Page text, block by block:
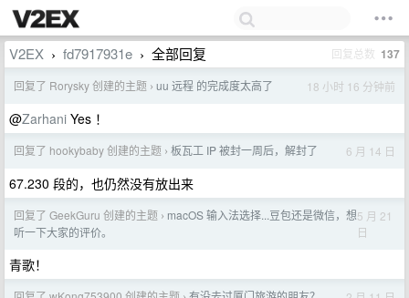
V2EX › fd7917931e › 全部回复 回复总数 137
回复了 Rorysky 创建的主题 › uu 远程 的完成度太高了 18 小时 16 分钟前
@Zarhani Yes ！
回复了 hookybaby 创建的主题 › 板瓦工 IP 被封一周后，解封了 6 月 14 日
67.230 段的，也仍然没有放出来
回复了 GeekGuru 创建的主题 › macOS 输入法选择...豆包还是微信，想
听一下大家的评价。
5 月 21
日
青歌！